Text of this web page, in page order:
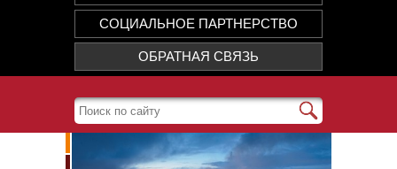
СОЦИАЛЬНОЕ ПАРТНЕРСТВО
ОБРАТНАЯ СВЯЗЬ